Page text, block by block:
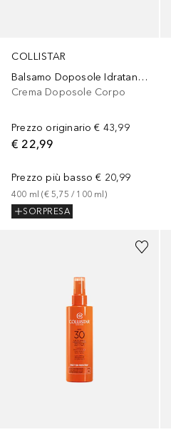
COLLISTAR
Balsamo Doposole Idratante Restitutivo
Crema Doposole Corpo
Prezzo originario € 43,99
€ 22,99
Prezzo più basso € 20,99
400 ml (€ 5,75 / 100 ml )
SORPRESA